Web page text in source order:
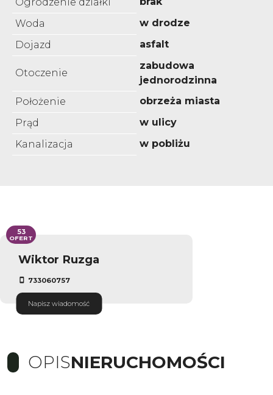
Woda
w drodze
Dojazd
asfalt
Otoczenie
zabudowa
jednorodzinna
Położenie
obrzeża miasta
Prąd
w ulicy
Kanalizacja
w pobliżu
Wiktor Ruzga
733060757
Napisz wiadomość
53
OFERT
OPISNIERUCHOMOŚCI